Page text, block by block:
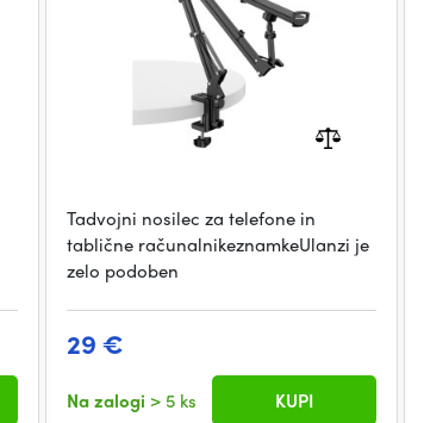
Tadvojni nosilec za telefone in
tablične računalnikeznamkeUlanzi je
zelo podoben
29 €
Na zalogi > 5 ks KUPI